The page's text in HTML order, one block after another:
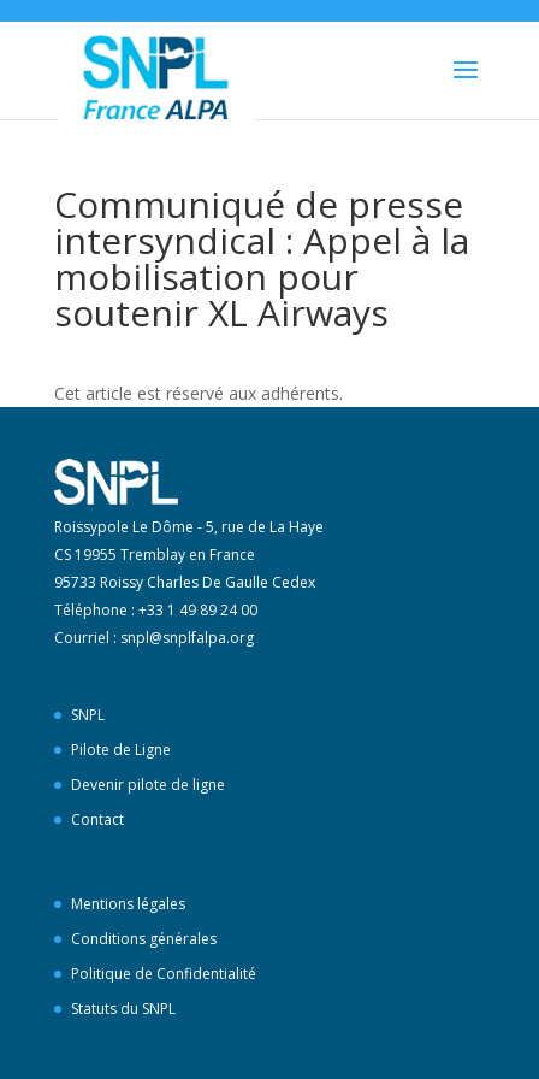
Communiqué de presse
intersyndical : Appel à la
mobilisation pour
soutenir XL Airways
Cet article est réservé aux adhérents.
Roissypole Le Dôme - 5, rue de La Haye
CS 19955 Tremblay en France
95733 Roissy Charles De Gaulle Cedex
Téléphone : +33 1 49 89 24 00
Courriel : snpl@snplfalpa.org
SNPL
Pilote de Ligne
Devenir pilote de ligne
Contact
Mentions légales
Conditions générales
Politique de Confidentialité
Statuts du SNPL